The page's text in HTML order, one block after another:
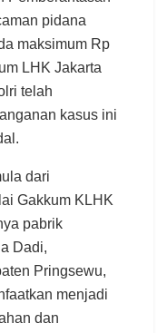
pidana
maksimum Rp
LHK Jakarta
telah
kasus ini
dari
Gakkum KLHK
pabrik
Dadi,
Pringsewu,
menjadi
dan